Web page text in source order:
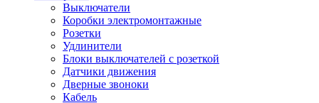
Выключатели
Коробки электромонтажные
Розетки
Удлинители
Блоки выключателей с розеткой
Датчики движения
Дверные звоноки
Кабель